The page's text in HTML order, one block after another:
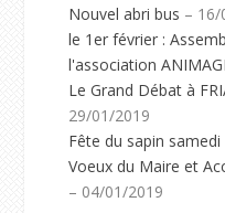
Nouvel abri bus – 16/
le 1er février :
l'association
Le Grand Débat à
29/01/2019
Fête du sapin
Voeux du Maire et
– 04/01/2019